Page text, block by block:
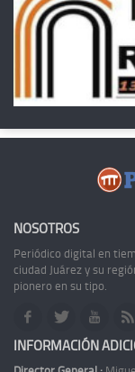
NOSOTROS
Periódico digital en
ciudad Juárez y su
pionero en su tipo.
INFORMACIÓN